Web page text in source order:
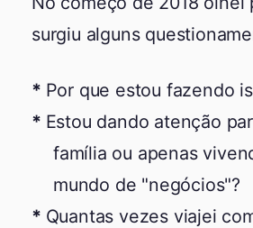
surgiu alguns
Por que estou fazendo
Estou dando atenção
família ou apenas
mundo de "negócios"?
Quantas vezes viajei